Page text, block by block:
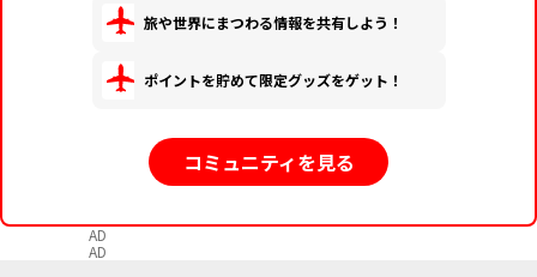
旅や世界にまつわる情報を共有しよう！
ポイントを貯めて限定グッズをゲット！
コミュニティを見る
AD
AD